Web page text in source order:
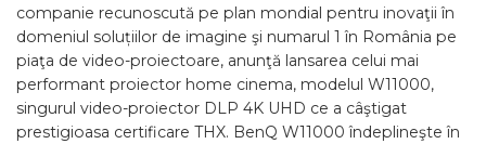
companie recunoscută pe plan mondial pentru inovaţii în
domeniul soluțiilor de imagine şi numarul 1 în România pe
piaţa de video-proiectoare, anunţă lansarea celui mai
performant proiector home cinema, modelul W11000,
singurul video-proiector DLP 4K UHD ce a câştigat
prestigioasa certificare THX. BenQ W11000 îndeplineşte în